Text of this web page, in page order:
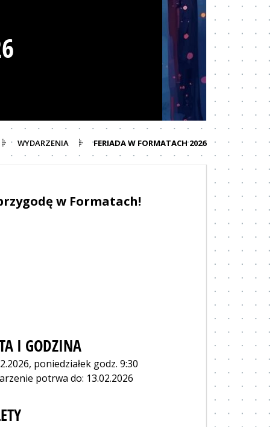
WYDARZENIA FERIADA W FORMATACH 2026
w Formatach!
I GODZINA
poniedziałek godz. 9:30
potrwa do: 13.02.2026